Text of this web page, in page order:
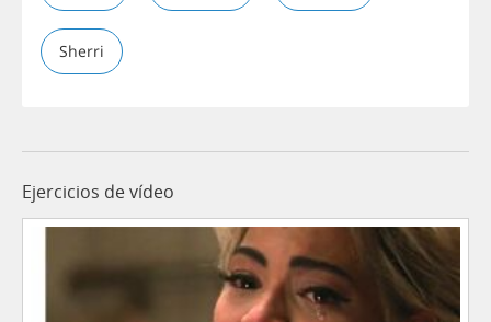
Sherri
Ejercicios de vídeo